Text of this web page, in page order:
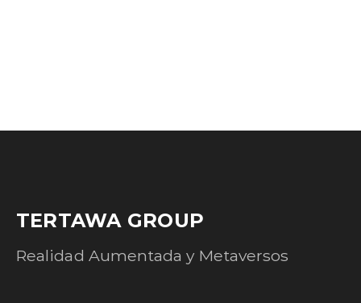
TERTAWA GROUP
Realidad Aumentada y Metaversos